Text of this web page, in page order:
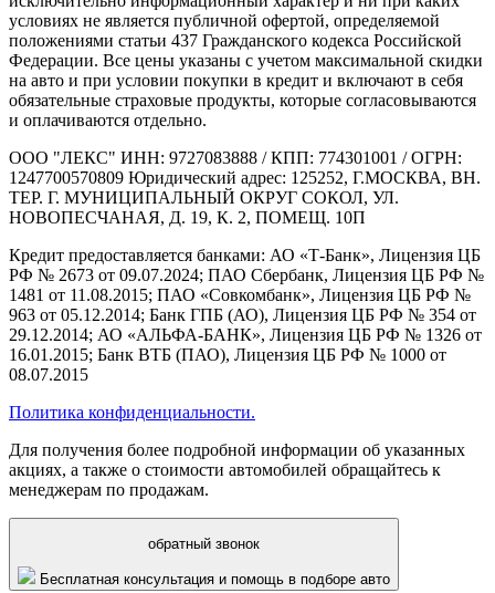
условиях не является публичной офертой, определяемой
положениями статьи 437 Гражданского кодекса Российской
Федерации. Все цены указаны с учетом максимальной скидки
на авто и при условии покупки в кредит и включают в себя
обязательные страховые продукты, которые согласовываются
и оплачиваются отдельно.
ООО "ЛЕКС" ИНН: 9727083888 / КПП: 774301001 / ОГРН:
1247700570809 Юридический адрес: 125252, Г.МОСКВА, ВН.
ТЕР. Г. МУНИЦИПАЛЬНЫЙ ОКРУГ СОКОЛ, УЛ.
НОВОПЕСЧАНАЯ, Д. 19, К. 2, ПОМЕЩ. 10П
Кредит предоставляется банками: АО «Т-Банк», Лицензия ЦБ
РФ № 2673 от 09.07.2024; ПАО Сбербанк, Лицензия ЦБ РФ №
1481 от 11.08.2015; ПАО «Совкомбанк», Лицензия ЦБ РФ №
963 от 05.12.2014; Банк ГПБ (АО), Лицензия ЦБ РФ № 354 от
29.12.2014; АО «АЛЬФА-БАНК», Лицензия ЦБ РФ № 1326 от
16.01.2015; Банк ВТБ (ПАО), Лицензия ЦБ РФ № 1000 от
08.07.2015
Политика конфиденциальности.
Для получения более подробной информации об указанных
акциях, а также о стоимости автомобилей обращайтесь к
менеджерам по продажам.
обратный звонок
Бесплатная консультация и помощь в подборе авто